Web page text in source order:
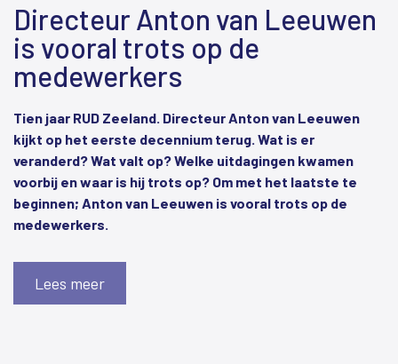
Directeur Anton van Leeuwen
is vooral trots op de
medewerkers
Tien jaar RUD Zeeland. Directeur Anton van Leeuwen
kijkt op het eerste decennium terug. Wat is er
veranderd? Wat valt op? Welke uitdagingen kwamen
voorbij en waar is hij trots op? Om met het laatste te
beginnen; Anton van Leeuwen is vooral trots op de
medewerkers.
Lees meer